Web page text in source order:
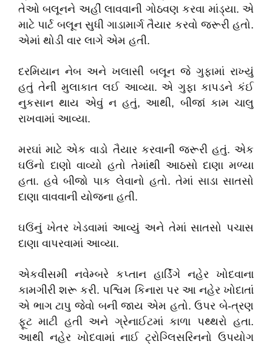
તેઓ બલૂનને અહીં લાવવાની ગોઠવણ કરવા માંડ્યા. એ
માટે પાર્ટ બલૂન સુધી ગાડામાર્ગ તૈયાર કરવો જરૂરી હતો.
એમાં થોડી વાર લાગે એમ હતી.
દરમિયાન નેબ અને ખલાસી બલૂન જે ગુફામાં રાખ્યું
હતું તેની મુલાકાત લઈ આવ્યા. એ ગુફા કાપડને કંઈ
નુકસાન થાય એવું ન હતું, આથી, બીજાં કામ ચાલુ
રાખવામાં આવ્યા.
મરઘાં માટે એક વાડો તૈયાર કરવાની જરૂરી હતું. એક
ઘઉંનો દાણો વાવ્યો હતો તેમાંથી આઠસો દાણા મળ્યા
હતા. હવે બીજો પાક લેવાનો હતો. તેમાં સાડા સાતસો
દાણા વાવવાની યોજના હતી.
ઘઉંનું ખેતર ખેડવામાં આવ્યું અને તેમાં સાતસો પચાસ
દાણા વાપરવામાં આવ્યા.
એકવીસમી નવેમ્બરે કપ્તાન હાર્ડિંગે નહેર ખોદવાના
કામગીરી શરૂ કરી. પશ્વિમ કિનારા પર આ નહેર ખોદાતાં
એ ભાગ ટાપુ જેવો બની જાય એમ હતો. ઉપર બે-ત્રણ
ફૂટ માટી હતી અને ગ્રેનાઈટમાં કાળા પથ્થરો હતા.
આથી નહેર ખોદવામાં નાઈ ટ્રોગ્લિસરિનનો ઉપયોગ